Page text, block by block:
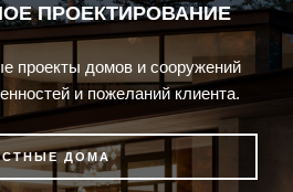
ПРОЕКТИРОВАНИЕ
проекты домов и сооружений
и пожеланий клиента.
ДОМА